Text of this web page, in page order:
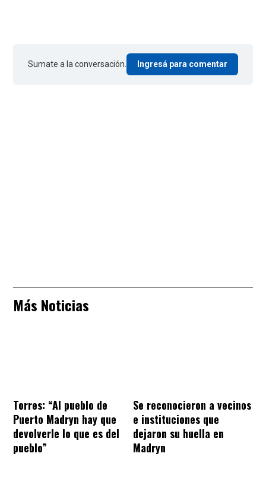
Sumate a la conversación. Ingresá para comentar
Más Noticias
Torres: “Al pueblo de
Puerto Madryn hay que
devolverle lo que es del
pueblo”
Se reconocieron a vecinos
e instituciones que
dejaron su huella en
Madryn